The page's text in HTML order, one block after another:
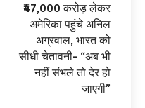
₹47,000 करोड़ लेकर
अमेरिका पहुंचे अनिल
अग्रवाल, भारत को
सीधी चेतावनी- “अब भी
नहीं संभले तो देर हो
जाएगी”